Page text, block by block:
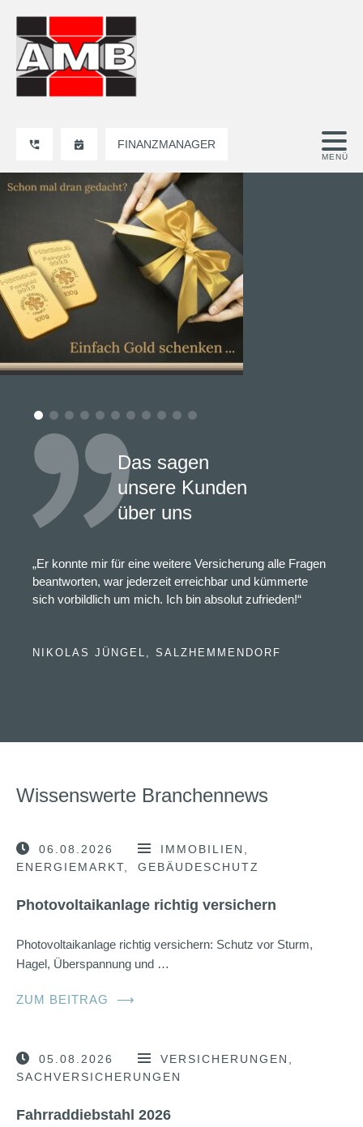
FINANZMANAGER
Das sagen
unsere Kunden
über uns
„Er konnte mir für eine weitere Versicherung alle Fragen
beantworten, war jederzeit erreichbar und kümmerte
sich vorbildlich um mich. Ich bin absolut zufrieden!“
NIKOLAS JÜNGEL, SALZHEMMENDORF
Wissenswerte Branchennews
06.08.2026
IMMOBILIEN
ENERGIEMARKT
GEBÄUDESCHUTZ
Photovoltaikanlage richtig versichern
Photovoltaikanlage richtig versichern: Schutz vor Sturm,
Hagel, Überspannung und …
ZUM BEITRAG ⟶
05.08.2026
VERSICHERUNGEN
SACHVERSICHERUNGEN
Fahrraddiebstahl 2026